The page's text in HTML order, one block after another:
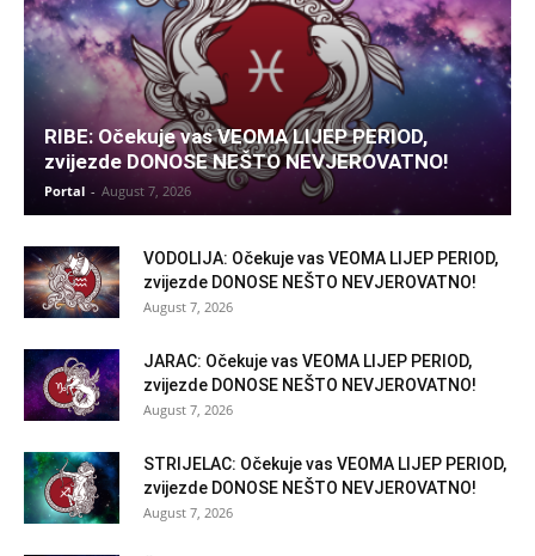
RIBE: Očekuje vas VEOMA LIJEP PERIOD,
zvijezde DONOSE NEŠTO NEVJEROVATNO!
Portal - August 7, 2026
VODOLIJA: Očekuje vas VEOMA LIJEP PERIOD,
zvijezde DONOSE NEŠTO NEVJEROVATNO!
August 7, 2026
JARAC: Očekuje vas VEOMA LIJEP PERIOD,
zvijezde DONOSE NEŠTO NEVJEROVATNO!
August 7, 2026
STRIJELAC: Očekuje vas VEOMA LIJEP PERIOD,
zvijezde DONOSE NEŠTO NEVJEROVATNO!
August 7, 2026